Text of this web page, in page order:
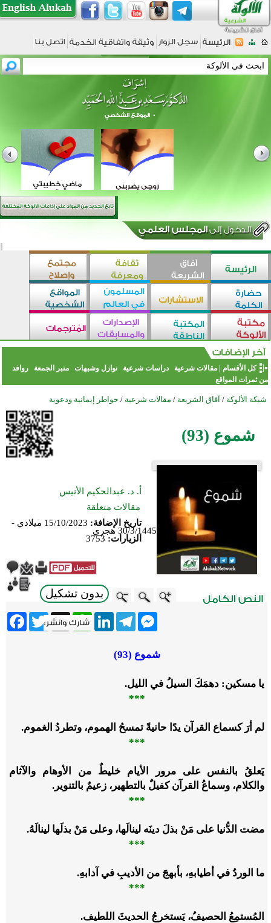
كل الأقسام |مقالات شرعية دراسات شرعية نوازل وشبهات منبر الجمعة
روافد
من ثمرات المواقع
شبكة الألوكة / آفاق الشريعة / مقالات شرعية / خواطر إيمانية ودعوية
شموع (93)
أ. د. عبدالحكيم الأنيس
مقالات متعلقة
تاريخ الإضافة:
15/10/2023 ميلادي -
30/3/1445 هجري
الزيارات: 3753
بدون تشكيل
Twitter X
WhatsApp
LinkedInTelegram
Messenger
شموع (93)
يا مسكين: دهمَكَ السيلُ في الليل.
***
لم أرَ كسماع القرآن يدًا حانيةً تمسحُ الهموم، وتطردُ الغموم.
***
يَعلقُ بالنفس على مرور الأيام خليطٌ من الأوهام والآثام
والكلام، وسماعُ القرآن كفيلٌ بالتطهير، زعيمٌ بالتنوير.
***
مضت الدُّنيا على مَنْ بذلَ دينَه لينالَها، وعلى مَنْ بذلَها لينالَهُ.
***
ما الوردُ في أطيابهِ، بأبهجَ من الأديبِ في آدابهِ.
***
المُستمِعُ الحصيفُ، يَستخرجُ الحديثَ اللطيف.